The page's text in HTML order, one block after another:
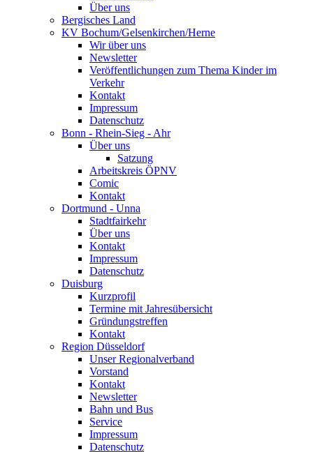
Über uns
Bergisches Land
KV Bochum/Gelsenkirchen/Herne
Wir über uns
Newsletter
Veröffentlichungen zum Thema Kinder im
Verkehr
Kontakt
Impressum
Datenschutz
Bonn - Rhein-Sieg - Ahr
Über uns
Satzung
Arbeitskreis ÖPNV
Comic
Kontakt
Dortmund - Unna
Stadtfairkehr
Über uns
Kontakt
Impressum
Datenschutz
Duisburg
Kurzprofil
Termine mit Jahresübersicht
Gründungstreffen
Kontakt
Region Düsseldorf
Unser Regionalverband
Vorstand
Kontakt
Newsletter
Bahn und Bus
Service
Impressum
Datenschutz